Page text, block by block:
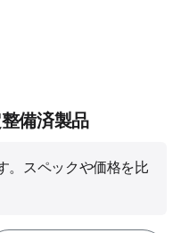
備済製品
。スペックや価格を比